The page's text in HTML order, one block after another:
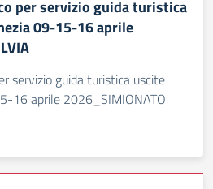
per servizio guida turistica
09-15-16 aprile
servizio guida turistica uscite
16 aprile 2026_SIMIONATO